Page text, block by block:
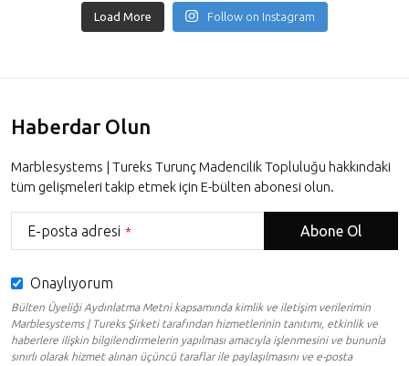
Load More Follow on Instagram
Haberdar Olun
Marblesystems | Tureks Turunç Madencilik Topluluğu hakkındaki
tüm gelişmeleri takip etmek için E-bülten abonesi olun.
E-posta adresi *
Onaylıyorum
Bülten Üyeliği Aydınlatma Metni kapsamında kimlik ve iletişim verilerimin
Marblesystems | Tureks Şirketi tarafından hizmetlerinin tanıtımı, etkinlik ve
haberlere ilişkin bilgilendirmelerin yapılması amacıyla işlenmesini ve bununla
sınırlı olarak hizmet alınan üçüncü taraflar ile paylaşılmasını ve e-posta
Abone Ol